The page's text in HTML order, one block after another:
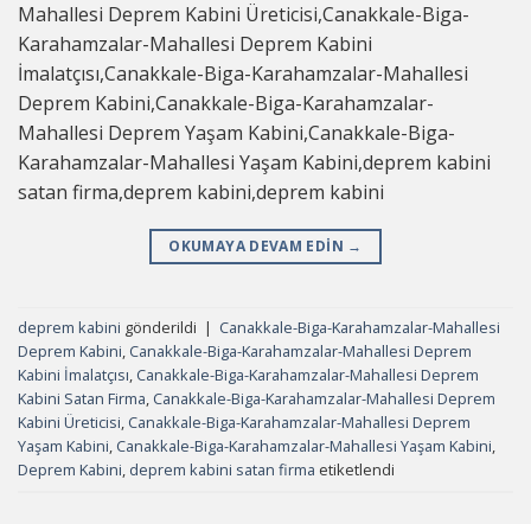
Mahallesi Deprem Kabini Üreticisi,Canakkale-Biga-
Karahamzalar-Mahallesi Deprem Kabini
İmalatçısı,Canakkale-Biga-Karahamzalar-Mahallesi
Deprem Kabini,Canakkale-Biga-Karahamzalar-
Mahallesi Deprem Yaşam Kabini,Canakkale-Biga-
Karahamzalar-Mahallesi Yaşam Kabini,deprem kabini
satan firma,deprem kabini,deprem kabini
OKUMAYA DEVAM EDIN →
deprem kabini gönderildi | Canakkale-Biga-Karahamzalar-Mahallesi
Deprem Kabini, Canakkale-Biga-Karahamzalar-Mahallesi Deprem
Kabini İmalatçısı, Canakkale-Biga-Karahamzalar-Mahallesi Deprem
Kabini Satan Firma, Canakkale-Biga-Karahamzalar-Mahallesi Deprem
Kabini Üreticisi, Canakkale-Biga-Karahamzalar-Mahallesi Deprem
Yaşam Kabini, Canakkale-Biga-Karahamzalar-Mahallesi Yaşam Kabini,
Deprem Kabini, deprem kabini satan firma etiketlendi